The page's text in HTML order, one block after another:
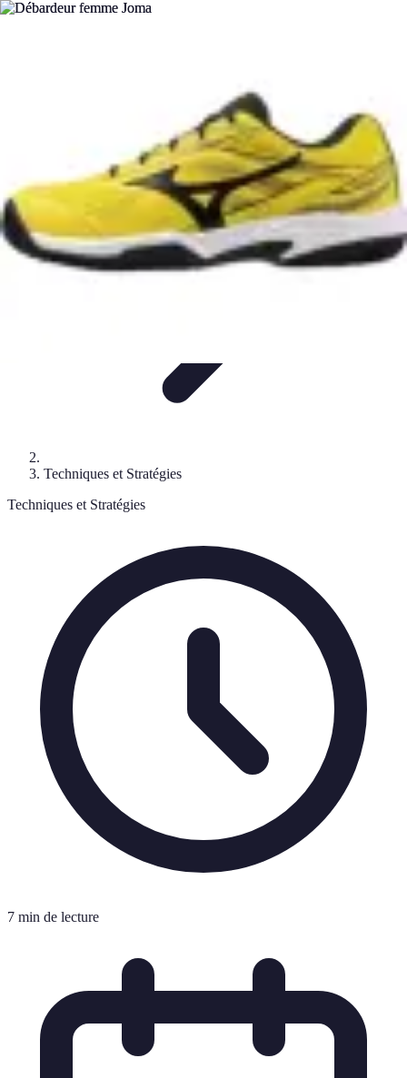
Tout sur le Padel
Techniques et Stratégies
Techniques et Stratégies
7 min de lecture